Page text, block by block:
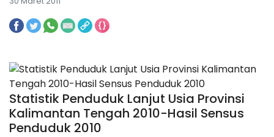
Statistik Penduduk Lanjut Usia Provinsi
Kalimantan Tengah 2010-Hasil Sensus
Penduduk 2010